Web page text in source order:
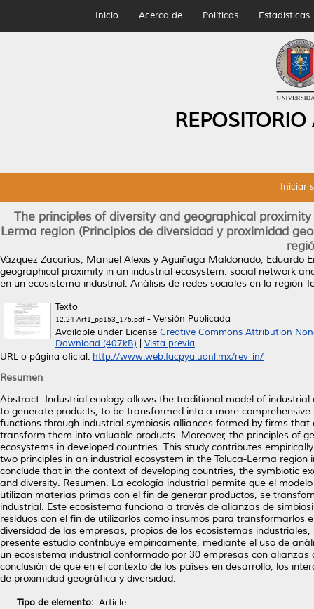
Inicio Acerca de Políticas Estadísticas
Iniciar
The principles of diversity and geographical
Lerma region (Principios de diversidad y proximidad
Vázquez Zacarías, Manuel Alexis y Aguiñaga Maldonado, Eduardo
geographical proximity in an industrial ecosystem: social network
en un ecosistema industrial: Análisis de redes sociales en la región
Texto
12.24 Art1_pp153_175.pdf- Versión Publicada
Available under License Creative Commons Attribution
Download (407kB)
Vista previa
URL o página oficial: http://www.web.facpya.uanl.mx/rev_in/
Resumen
Abstract. Industrial ecology allows the traditional model of
to generate products, to be transformed into a more
functions through industrial symbiosis alliances formed by firms
transform them into valuable products. Moreover, the principles of
ecosystems in developed countries. This study contributes
two principles in an industrial ecosystem in the Toluca-Lerma
conclude that in the context of developing countries, the symbiotic
and diversity. Resumen. La ecología industrial permite que el
utilizan materias primas con el fin de generar productos, se
industrial. Este ecosistema funciona a través de alianzas de
residuos con el fin de utilizarlos como insumos para transformarlos
diversidad de las empresas, propios de los ecosistemas
presente estudio contribuye empíricamente, mediante el uso de
un ecosistema industrial conformado por 30 empresas con
conclusión de que en el contexto de los países en desarrollo, los
de proximidad geográfica y diversidad.
Tipo de elemento: Article